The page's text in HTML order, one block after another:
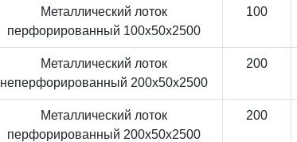
Металлический лоток
перфорированный 100x50x2500
100
Металлический лоток
неперфорированный 200x50x2500
200
Металлический лоток
перфорированный 200x50x2500
200